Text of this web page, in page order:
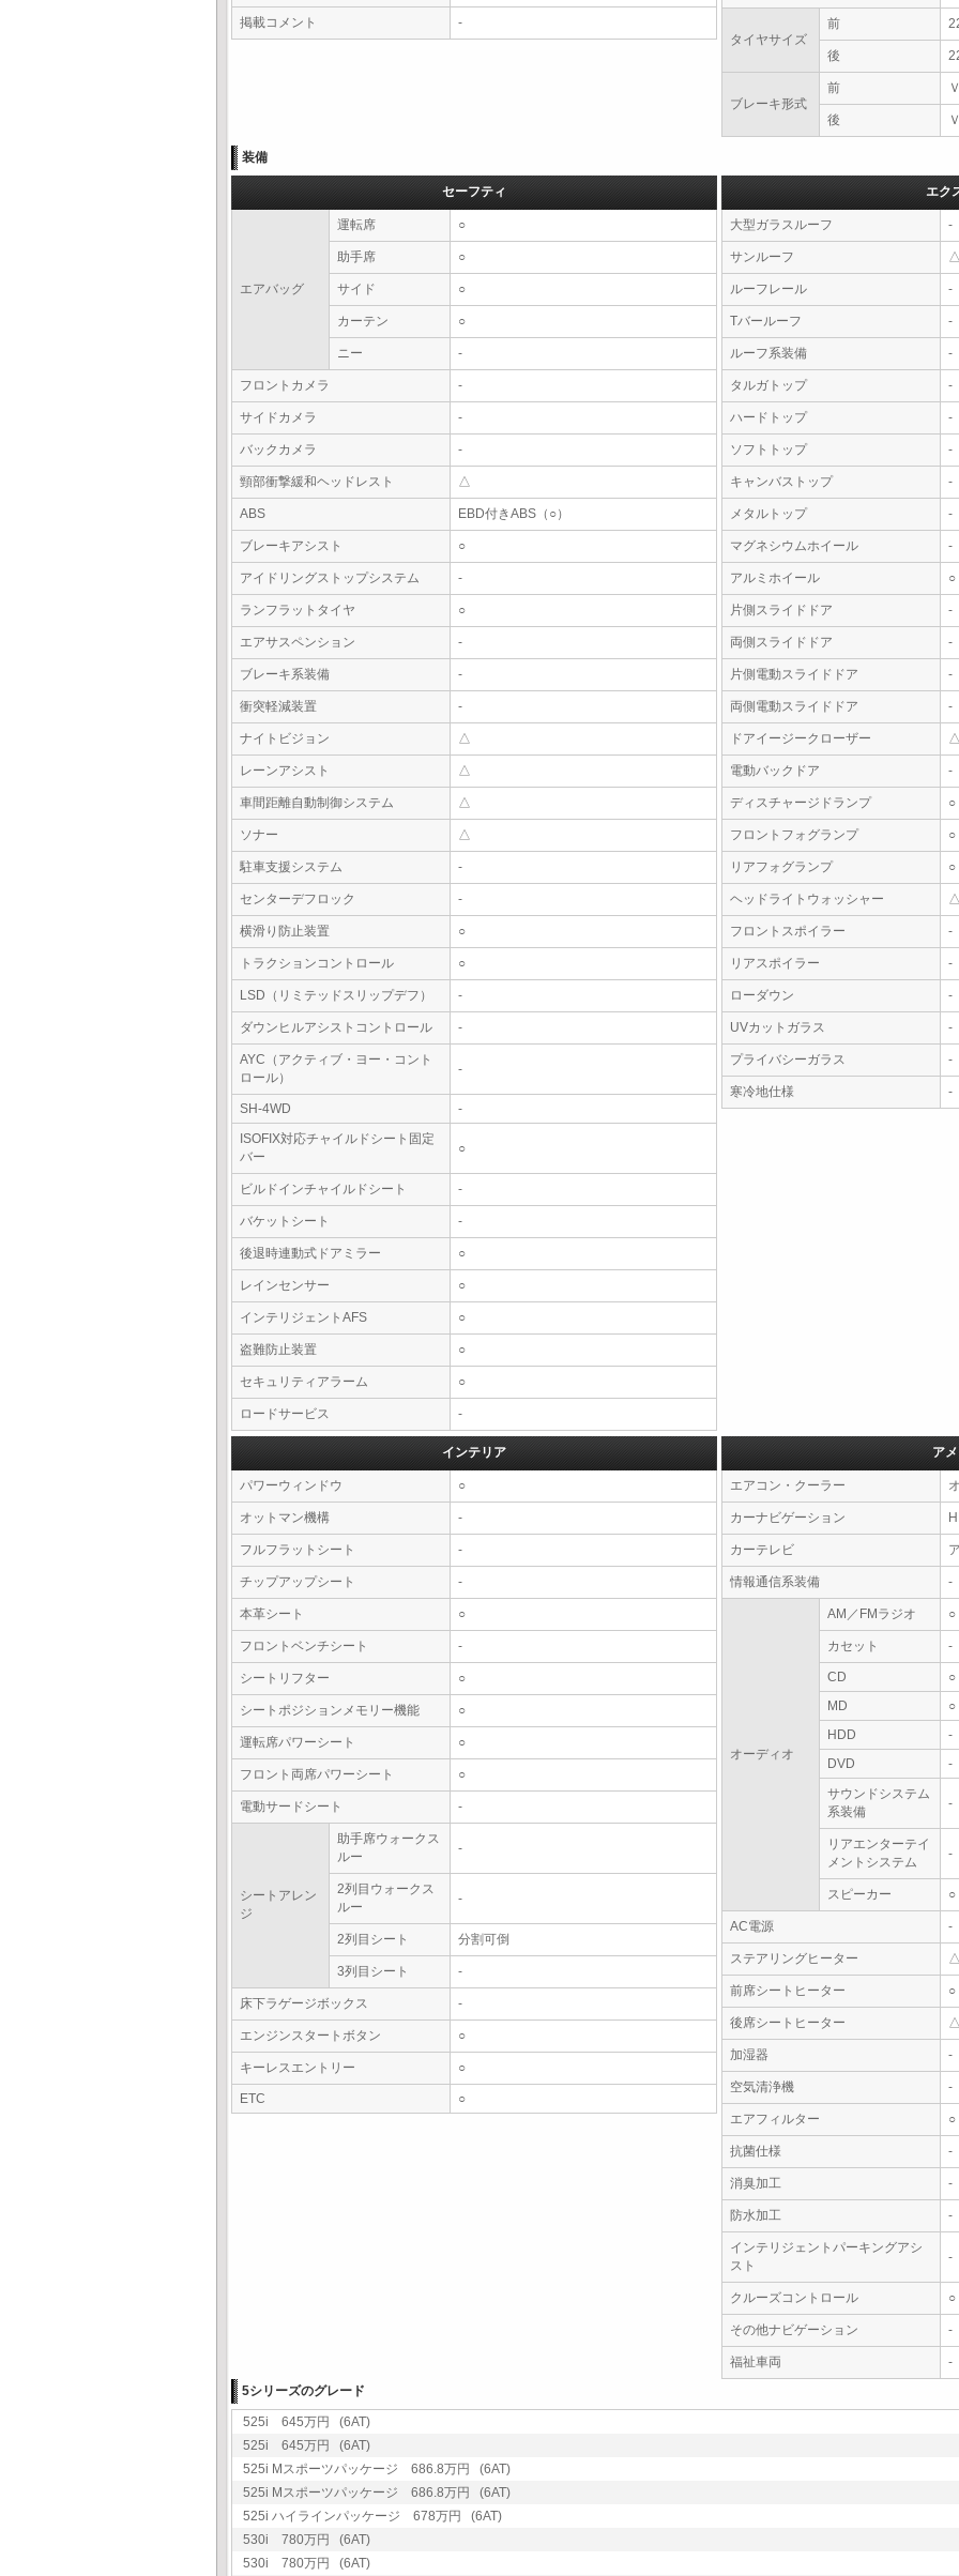
掲載コメント -
タイヤサイズ
前
後
ブレーキ形式
前
後
装備
セーフティ
エアバッグ
運転席 ○
助手席 ○
サイド ○
カーテン ○
ニー -
フロントカメラ -
サイドカメラ -
バックカメラ -
頸部衝撃緩和ヘッドレスト △
ABS EBD付きABS（○）
ブレーキアシスト ○
アイドリングストップシステム -
ランフラットタイヤ ○
エアサスペンション -
ブレーキ系装備 -
衝突軽減装置 -
ナイトビジョン △
レーンアシスト △
車間距離自動制御システム △
ソナー △
駐車支援システム -
センターデフロック -
横滑り防止装置 ○
トラクションコントロール ○
LSD（リミテッドスリップデフ） -
ダウンヒルアシストコントロール -
AYC（アクティブ・ヨー・コント
ロール）
-
SH-4WD
-
ISOFIX対応チャイルドシート固定
バー
○
ビルドインチャイルドシート -
バケットシート -
後退時連動式ドアミラー ○
レインセンサー ○
インテリジェントAFS ○
盗難防止装置 ○
セキュリティアラーム ○
ロードサービス -
エク
大型ガラスルーフ -
サンルーフ
ルーフレール -
Tバールーフ -
ルーフ系装備 -
タルガトップ -
ハードトップ -
ソフトトップ -
キャンバストップ -
メタルトップ -
マグネシウムホイール -
アルミホイール ○
片側スライドドア -
両側スライドドア -
片側電動スライドドア -
両側電動スライドドア -
ドアイージークローザー
電動バックドア -
ディスチャージドランプ ○
フロントフォグランプ ○
リアフォグランプ ○
ヘッドライトウォッシャー
フロントスポイラー -
リアスポイラー -
ローダウン -
UVカットガラス -
プライバシーガラス -
寒冷地仕様 -
インテリア
パワーウィンドウ ○
オットマン機構 -
フルフラットシート -
チップアップシート -
本革シート ○
フロントベンチシート -
シートリフター ○
シートポジションメモリー機能 ○
運転席パワーシート ○
フロント両席パワーシート ○
電動サードシート -
シートアレン
ジ
助手席ウォークス
ルー
-
2列目ウォークス
ルー
-
2列目シート 分割可倒
3列目シート -
床下ラゲージボックス -
エンジンスタートボタン ○
キーレスエントリー ○
ETC ○
ア
エアコン・クーラー
カーナビゲーション
カーテレビ
情報通信系装備 -
オーディオ
AM／FMラジオ ○
カセット -
CD
○
MD
○
HDD
-
DVD
-
サウンドシステム
系装備
-
リアエンターテイ
メントシステム
-
スピーカー ○
AC電源 -
ステアリングヒーター
前席シートヒーター ○
後席シートヒーター
加湿器 -
空気清浄機 -
エアフィルター ○
抗菌仕様 -
消臭加工 -
防水加工 -
インテリジェントパーキングアシ
スト
-
クルーズコントロール ○
その他ナビゲーション -
福祉車両
-
5シリーズのグレード
525i 645万円 (6AT)
525i 645万円 (6AT)
525i Mスポーツパッケージ 686.8万円 (6AT)
525i Mスポーツパッケージ 686.8万円 (6AT)
525i ハイラインパッケージ 678万円 (6AT)
530i 780万円 (6AT)
530i 780万円 (6AT)